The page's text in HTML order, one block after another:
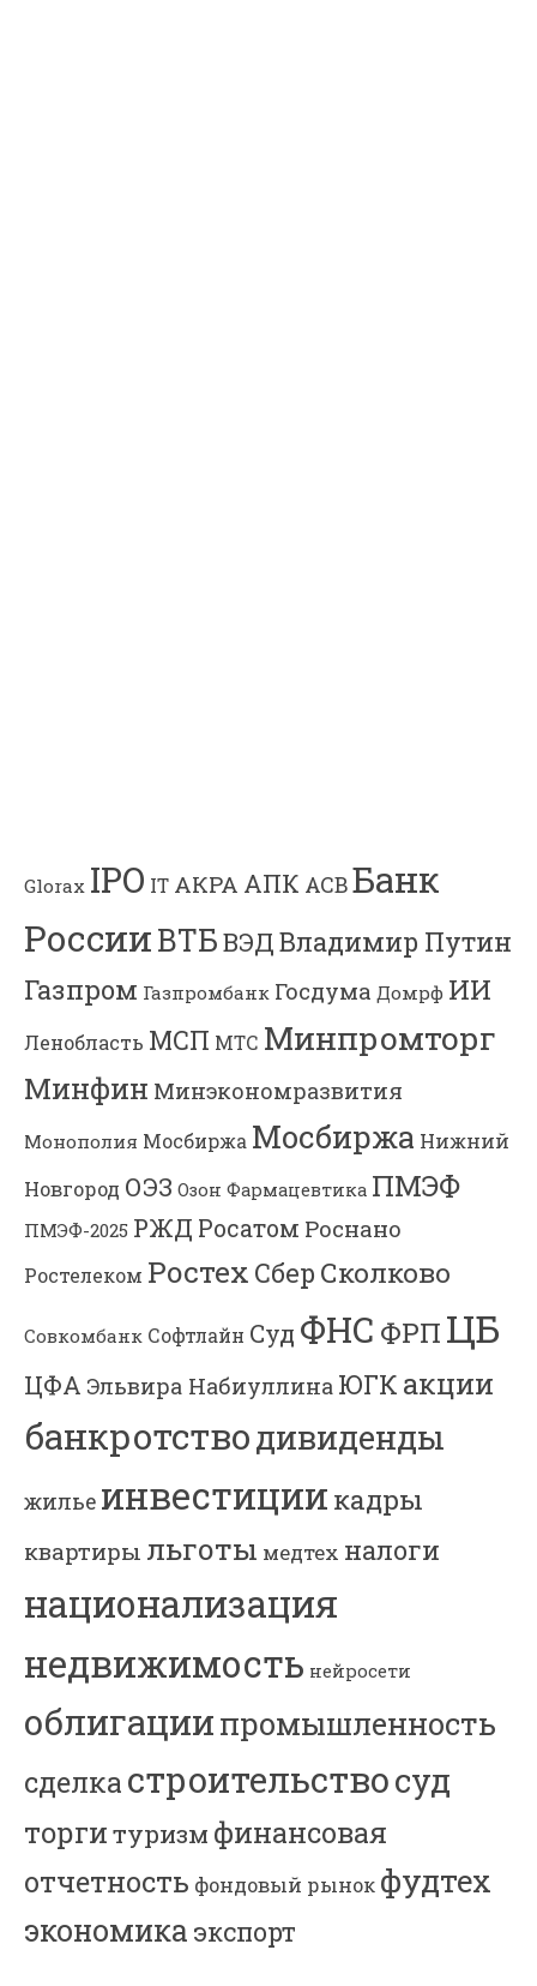
Glorax IPO IT АКРА АПК АСВБанк
РоссииВТБВЭДВладимир Путин
Газпром Газпромбанк Госдума Домрф ИИ
Ленобласть МСП МТС Минпромторг
Минфин Минэкономразвития
Монополия Мосбиржа Мосбиржа Нижний
Новгород ОЭЗ Озон Фармацевтика ПМЭФ
ПМЭФ-2025 РЖД Росатом Роснано
Ростелеком Ростех Сбер Сколково
Совкомбанк Софтлайн Суд ФНС ФРП ЦБ
ЦФА Эльвира Набиуллина ЮГК акции
банкротстводивиденды
жилье инвестиции кадры
квартиры льготы медтех налоги
национализация
недвижимость нейросети
облигациипромышленность
сделкастроительствосуд
торгитуризм финансовая
отчетность фондовый рынок фудтех
экономика экспорт